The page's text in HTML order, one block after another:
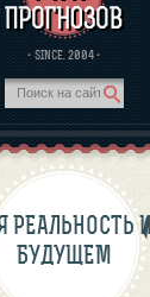
· SINCE. 2004 ·
ВЫДАЮЩИХСЯ
О ПРОГРАММЕ
И АНАЛИТИКА
РЕАЛЬНОСТЬ
БУДУЩЕМ